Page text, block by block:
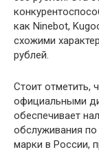
как Ninebot,
схожими
рублей.
Стоит отметить,
официальными
обеспечивает
обслуживания по
марки в России,